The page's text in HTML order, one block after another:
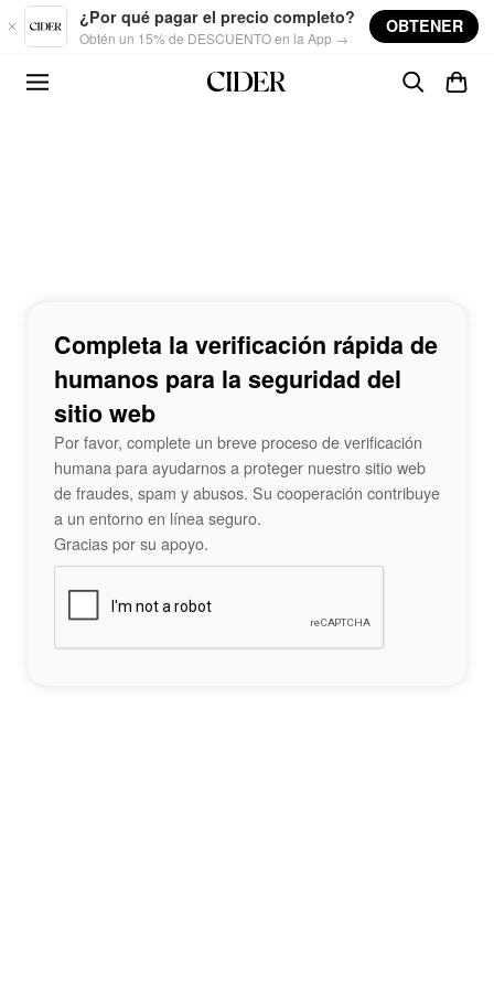
Skip to main content
¿Por qué pagar el precio completo?
Obtén un 15% de DESCUENTO en la App →
OBTENER
Completa la verificación rápida de
humanos para la seguridad del
sitio web
Por favor, complete un breve proceso de verificación
humana para ayudarnos a proteger nuestro sitio web
de fraudes, spam y abusos. Su cooperación contribuye
a un entorno en línea seguro.
Gracias por su apoyo.